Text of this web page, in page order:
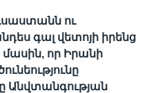
ու
գալ վետոյի իրենց
մասին, որ Իրանի
Անվտանգության